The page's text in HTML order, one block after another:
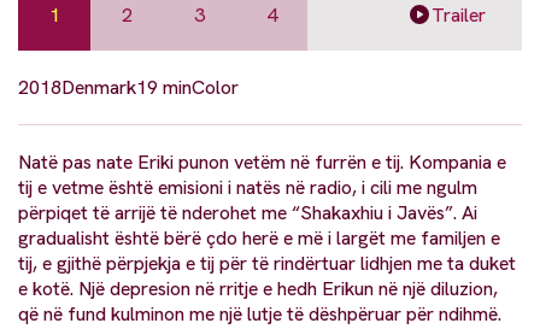
1 2 3 4 Trailer
2018Denmark19 minColor
Natë pas nate Eriki punon vetëm në furrën e tij. Kompania e
tij e vetme është emisioni i natës në radio, i cili me ngulm
përpiqet të arrijë të nderohet me “Shakaxhiu i Javës”. Ai
gradualisht është bërë çdo herë e më i largët me familjen e
tij, e gjithë përpjekja e tij për të rindërtuar lidhjen me ta duket
e kotë. Një depresion në rritje e hedh Erikun në një diluzion,
që në fund kulminon me një lutje të dëshpëruar për ndihmë.